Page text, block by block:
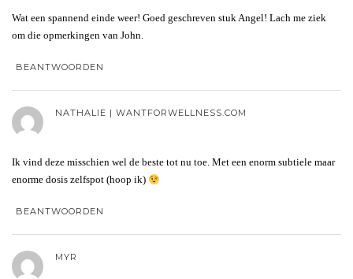
Wat een spannend einde weer! Goed geschreven stuk Angel! Lach me ziek
om die opmerkingen van John.
BEANTWOORDEN
NATHALIE | WANTFORWELLNESS.COM
Ik vind deze misschien wel de beste tot nu toe. Met een enorm subtiele maar
enorme dosis zelfspot (hoop ik)
BEANTWOORDEN
MYR